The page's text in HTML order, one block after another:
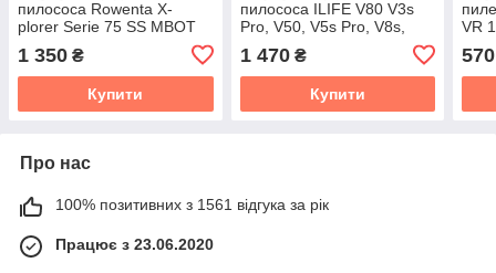
пилососа Rowenta X-
plorer Serie 75 SS MBOT
1 350 ₴
Купити
пилососа ILIFE V80 V3s
Pro, V50, V5s Pro, V8s,
X750 14.4V 3500 mAh Li-
ion
1 470₴
Купити
VR
570
Про нас
100% позитивних з 1561 відгука за рік
Працює з 23.06.2020